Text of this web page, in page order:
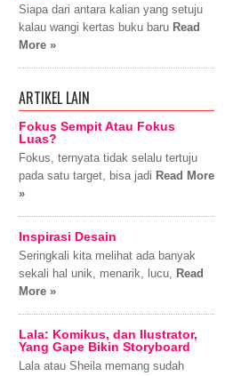
Siapa dari antara kalian yang setuju
kalau wangi kertas buku baru Read
More »
ARTIKEL LAIN
Fokus Sempit Atau Fokus
Luas?
Fokus, ternyata tidak selalu tertuju
pada satu target, bisa jadi Read More
»
Inspirasi Desain
Seringkali kita melihat ada banyak
sekali hal unik, menarik, lucu, Read
More »
Lala: Komikus, dan Ilustrator,
Yang Gape Bikin Storyboard
Lala atau Sheila memang sudah